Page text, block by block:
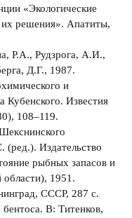
«Экологические
решения». Апатиты,
Р.А., Рудзрога, А.И.,
Д.Г., 1987.
и
Кубенского. Известия
108–119.
Издательство
рыбных запасов и
области), 1951.
СССР, 287 с.
В: Титенков,